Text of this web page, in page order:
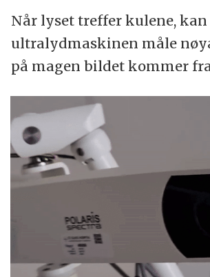
Når lyset treffer kulene, kan
ultralydmaskinen måle
på magen bildet kommer